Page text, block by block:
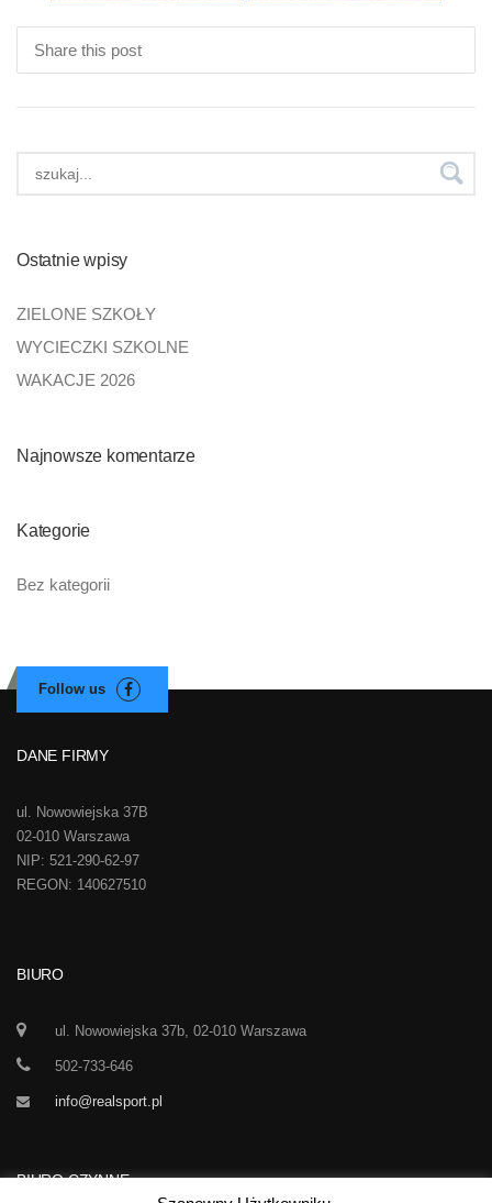
Share this post
Ostatnie wpisy
ZIELONE SZKOŁY
WYCIECZKI SZKOLNE
WAKACJE 2026
Najnowsze komentarze
Kategorie
Bez kategorii
DANE FIRMY
ul. Nowowiejska 37B
02-010 Warszawa
NIP: 521-290-62-97
REGON: 140627510
BIURO
ul. Nowowiejska 37b, 02-010 Warszawa
502-733-646
info@realsport.pl
BIURO CZYNNE